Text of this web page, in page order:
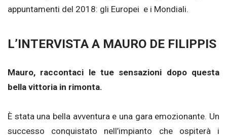
appuntamenti del 2018: gli Europei e i Mondiali.
L’INTERVISTA A MAURO DE FILIPPIS
Mauro, raccontaci le tue sensazioni dopo questa
bella vittoria in rimonta.
È stata una bella avventura e una gara emozionante. Un
successo conquistato nell’impianto che ospiterà i